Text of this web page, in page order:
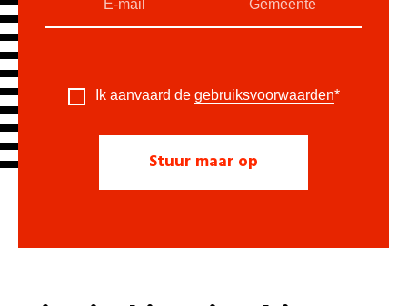
Ik aanvaard de gebruiksvoorwaarden*